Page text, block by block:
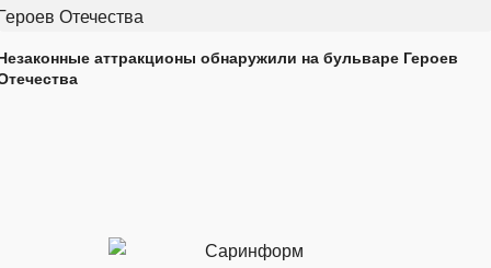
аттракционы обнаружили на бульваре Героев